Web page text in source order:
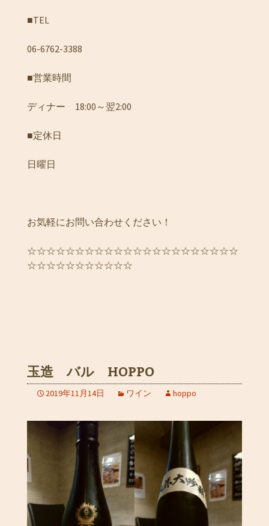
■TEL
06-6762-3388
■営業時間
ディナー 18:00～翌2:00
■定休日
日曜日
お気軽にお問い合わせください！
☆☆☆☆☆☆☆☆☆☆☆☆☆☆☆☆☆☆☆☆☆☆
☆☆☆☆☆☆☆☆☆☆☆
玉造 バル HOPPO
2019年11月14日 ワイン hoppo